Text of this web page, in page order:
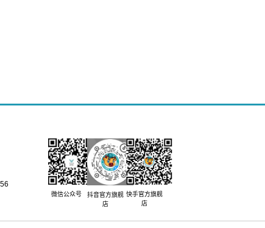
微信公众号
抖音官方旗舰
店
快手官方旗舰
店